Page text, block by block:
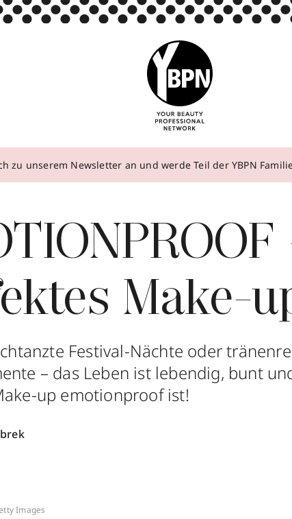
zu unserem Newsletter an und werde Teil der YBPN
Make-
Festival-Nächte oder
– das Leben ist lebendig, bunt
up emotionproof ist!
Images